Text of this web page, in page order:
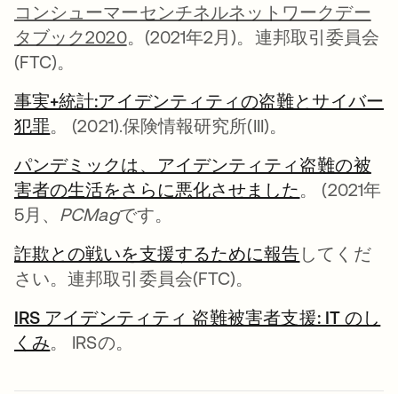
コンシューマーセンチネルネットワークデー
タブック2020。(2021年2月)。連邦取引委員会
(FTC)。
事実+統計:アイデンティティの盗難とサイバー
犯罪新しいタブで開く
。 (2021).保険情報研究所(III)。
パンデミックは、アイデンティティ盗難の被
害者の生活をさらに悪化させました新しいタブ
。 (2021年
5月、 PCMagです。
詐欺との戦いを支援するために報告新しいタブ
してくだ
さい。連邦取引委員会(FTC)。
IRS アイデンティティ 盗難被害者支援: IT のし
くみ新しいタブで開く
。 IRSの。